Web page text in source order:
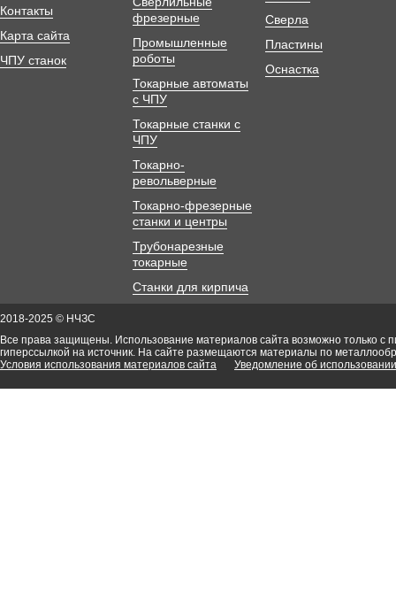
Контакты
Карта сайта
ЧПУ станок
фрезерные
Промышленные
роботы
Токарные автоматы
с ЧПУ
Токарные станки с
ЧПУ
Токарно-
револьверные
Токарно-фрезерные
станки и центры
Трубонарезные
токарные
Станки для кирпича
Сверла
Пластины
Оснастка
2018-2025 © НЧЗС
Все права защищены. Использование материалов сайта возможно только с
гиперссылкой на источник. На сайте размещаются материалы по
Условия использования материалов сайта
Уведомление об